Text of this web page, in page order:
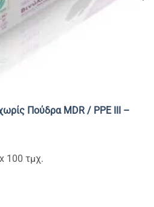
Πούδρα MDR / PPE III –
100 τμχ.